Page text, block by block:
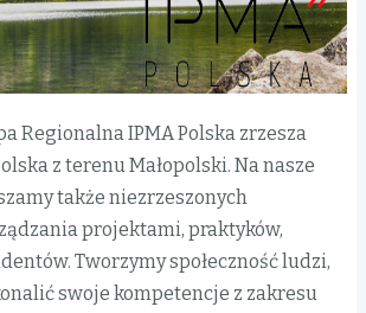
Regionalna IPMA Polska zrzesza
z terenu Małopolski. Na nasze
także niezrzeszonych
projektami, praktyków,
Tworzymy społeczność ludzi,
swoje kompetencje z zakresu